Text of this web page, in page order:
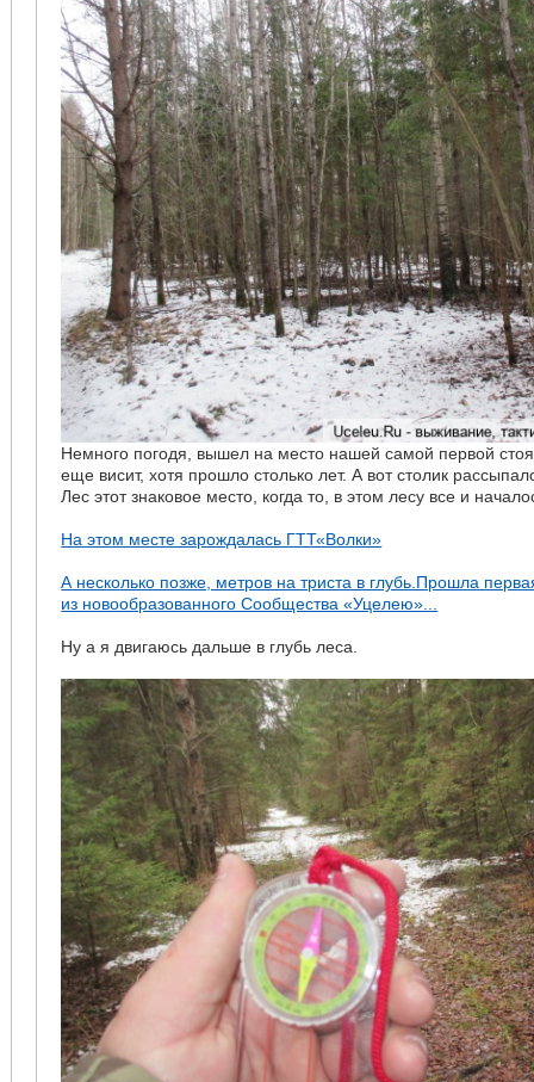
Немного погодя, вышел на место нашей самой первой
еще висит, хотя прошло столько лет. А вот столик
Лес этот знаковое место, когда то, в этом лесу все и
На этом месте зарождалась ГТТ«Волки»
А несколько позже, метров на триста в глубь.Прошла
из новообразованного Сообщества «Уцелею»...
Ну а я двигаюсь дальше в глубь леса.